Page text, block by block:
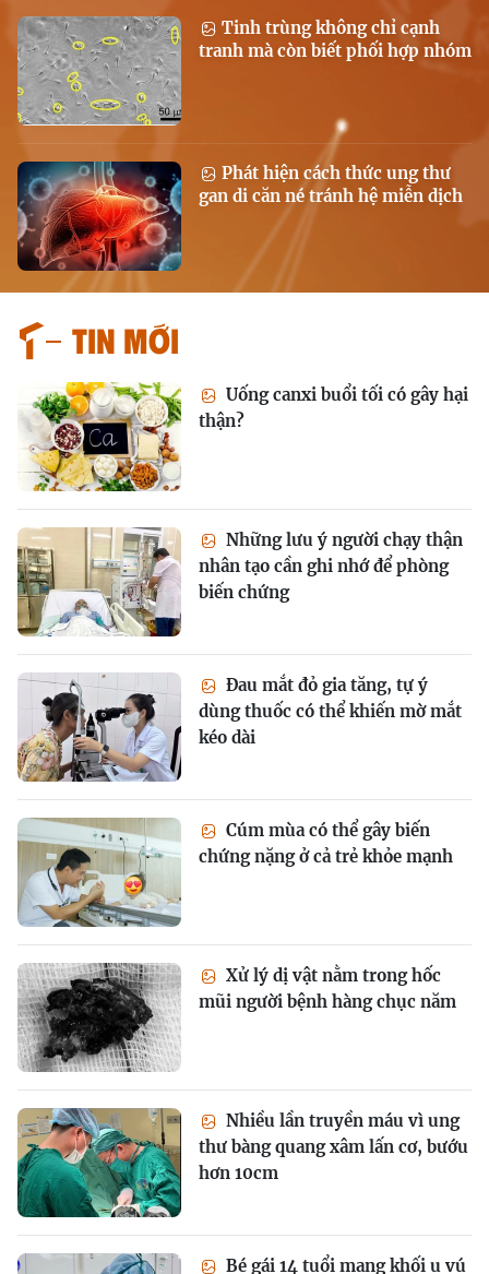
Tinh trùng không chỉ cạnh
tranh mà còn biết phối hợp nhóm
Phát hiện cách thức ung thư
gan di căn né tránh hệ miễn dịch
Tin mới
Uống canxi buổi tối có gây hại
thận?
Những lưu ý người chạy thận
nhân tạo cần ghi nhớ để phòng
biến chứng
Đau mắt đỏ gia tăng, tự ý
dùng thuốc có thể khiến mờ mắt
kéo dài
Cúm mùa có thể gây biến
chứng nặng ở cả trẻ khỏe mạnh
Xử lý dị vật nằm trong hốc
mũi người bệnh hàng chục năm
Nhiều lần truyền máu vì ung
thư bàng quang xâm lấn cơ, bướu
hơn 10cm
Bé gái 14 tuổi mang khối u vú